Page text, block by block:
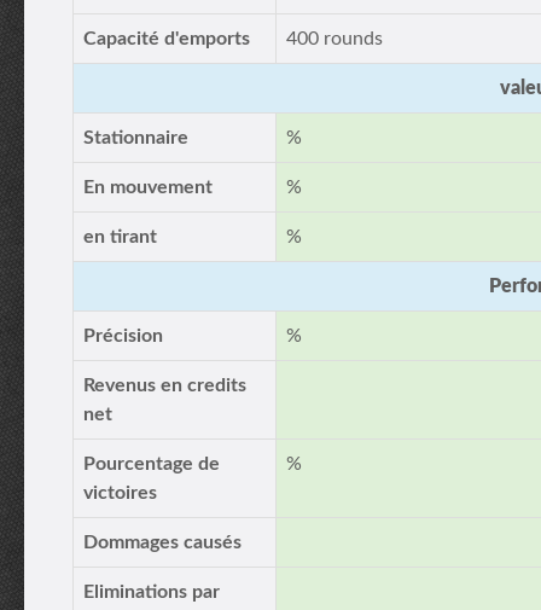
Capacité d'emports 400 rounds
Stationnaire %
En mouvement %
en tirant %
Précision %
Revenus en credits
net
Pourcentage de
victoires
%
Dommages causés
Eliminations par